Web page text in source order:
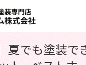
夏でも塗装で